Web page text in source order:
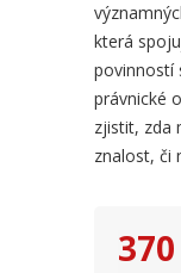
která
povinností
právnické
zjistit, zda
znalost, či